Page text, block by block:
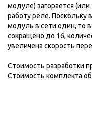
модуле) загорается
работу реле. Поскольку
модуль в сети один, то
сокращено до 16,
увеличена скорость
Стоимость разработки
Стоимость комплекта